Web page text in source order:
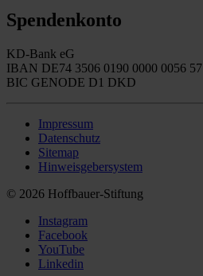
Spendenkonto
KD-Bank eG
IBAN DE74 3506 0190 0000 0056 57
BIC GENODE D1 DKD
Impressum
Datenschutz
Sitemap
Hinweisgebersystem
© 2026 Hoffbauer-Stiftung
Instagram
Facebook
YouTube
Linkedin